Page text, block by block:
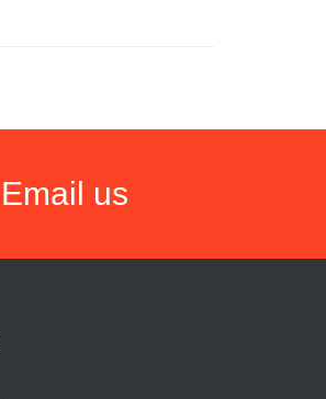
Email us